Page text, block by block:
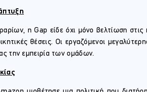
η Gap είδε όχι μόνο βελτίωση
θέσεις. Οι εργαζόμενοι
την εμπειρία των ομάδων.